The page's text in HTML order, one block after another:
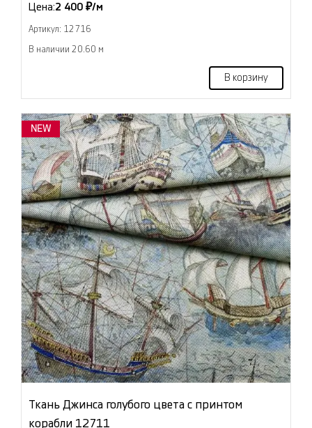
Цена:2 400 ₽/м
Артикул: 12716
В наличии 20.60 м
В корзину
NEW
Ткань Джинса голубого цвета с принтом
корабли 12711